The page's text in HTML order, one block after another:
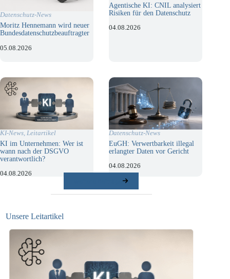
Datenschutz-News
Moritz Hennemann wird neuer
Bundesdatenschutzbeauftragter
05.08.2026
Agentische KI: CNIL analysiert
Risiken für den Datenschutz
04.08.2026
KI-News Leitartikel
KI im Unternehmen: Wer ist
wann nach der DSGVO
verantwortlich?
04.08.2026
Datenschutz-News
EuGH: Verwertbarkeit illegal
erlangter Daten vor Gericht
04.08.2026
Unsere Leitartikel